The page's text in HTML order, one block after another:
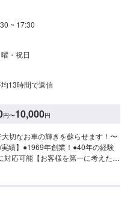
~ 17:30
曜・祝日
13時間で返信
円〜10,000円
切なお車の輝きを蘇らせます！〜
績】●1969年創業！●40年の経験
応可能【お客様を第一に考えたサ
が可能です！【パーツ持ち込み可